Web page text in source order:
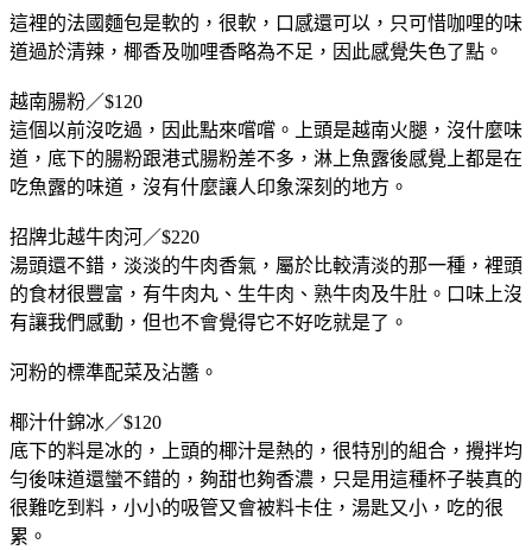
這裡的法國麵包是軟的，很軟，口感還可以，只可惜咖哩的味
道過於清辣，椰香及咖哩香略為不足，因此感覺失色了點。
越南腸粉／$120
這個以前沒吃過，因此點來嚐嚐。上頭是越南火腿，沒什麼味
道，底下的腸粉跟港式腸粉差不多，淋上魚露後感覺上都是在
吃魚露的味道，沒有什麼讓人印象深刻的地方。
招牌北越牛肉河／$220
湯頭還不錯，淡淡的牛肉香氣，屬於比較清淡的那一種，裡頭
的食材很豐富，有牛肉丸、生牛肉、熟牛肉及牛肚。口味上沒
有讓我們感動，但也不會覺得它不好吃就是了。
河粉的標準配菜及沾醬。
椰汁什錦冰／$120
底下的料是冰的，上頭的椰汁是熱的，很特別的組合，攪拌均
勻後味道還蠻不錯的，夠甜也夠香濃，只是用這種杯子裝真的
很難吃到料，小小的吸管又會被料卡住，湯匙又小，吃的很
累。